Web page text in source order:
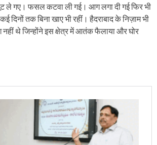
ले गए। फसल कटवा ली गई। आग लगा दी गई फिर भी
दिनों तक बिना खाए भी रहीं। हैदराबाद के निज़ाम भी
थे जिन्होंने इस क्षेत्र में आतंक फैलाया और घोर